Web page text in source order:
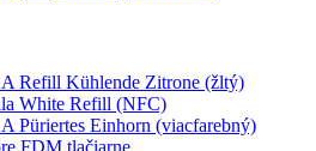
Refill Kühlende Zitrone (žltý)
White Refill (NFC)
Püriertes Einhorn (viacfarebný)
FDM tlačiarne